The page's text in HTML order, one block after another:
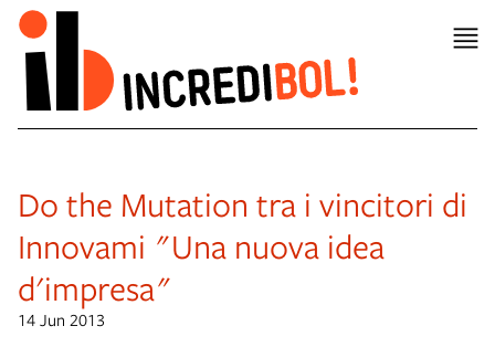
Do the Mutation tra i vincitori di
Innovami "Una nuova idea
d'impresa"
14 Jun 2013